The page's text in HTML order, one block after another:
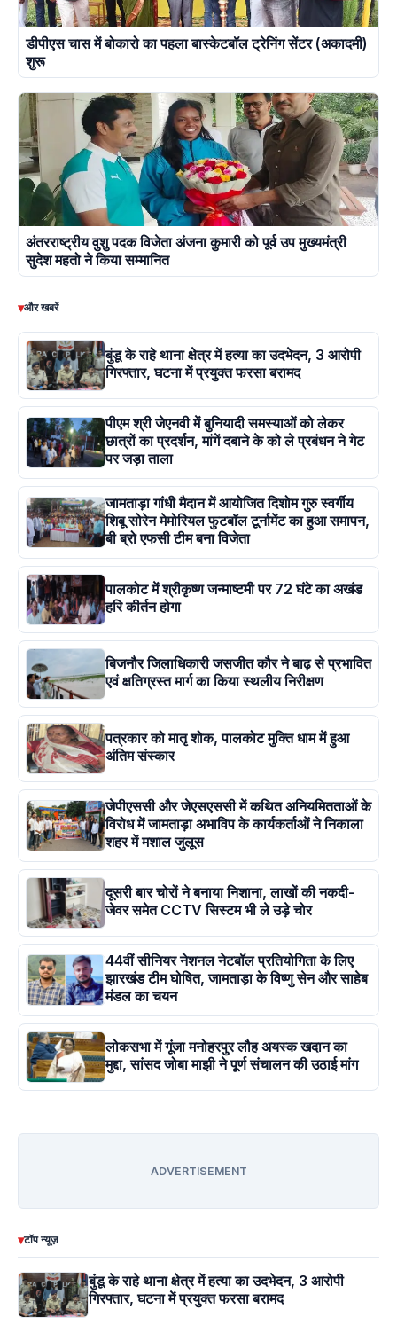
डीपीएस चास में बोकारो का पहला बास्केटबॉल ट्रेनिंग सेंटर (अकादमी)
शुरू
अंतरराष्ट्रीय वुशु पदक विजेता अंजना कुमारी को पूर्व उप मुख्यमंत्री
सुदेश महतो ने किया सम्मानित
▾और खबरें
बुंडू के राहे थाना क्षेत्र में हत्या का उदभेदन, 3 आरोपी
गिरफ्तार, घटना में प्रयुक्त फरसा बरामद
पीएम श्री जेएनवी में बुनियादी समस्याओं को लेकर
छात्रों का प्रदर्शन, मांगें दबाने के को ले प्रबंधन ने गेट
पर जड़ा ताला
जामताड़ा गांधी मैदान में आयोजित दिशोम गुरु स्वर्गीय
शिबू सोरेन मेमोरियल फुटबॉल टूर्नामेंट का हुआ समापन,
बी ब्रो एफसी टीम बना विजेता
पालकोट में श्रीकृष्ण जन्माष्टमी पर 72 घंटे का अखंड
हरि कीर्तन होगा
बिजनौर जिलाधिकारी जसजीत कौर ने बाढ़ से प्रभावित
एवं क्षतिग्रस्त मार्ग का किया स्थलीय निरीक्षण
पत्रकार को मातृ शोक, पालकोट मुक्ति धाम में हुआ
अंतिम संस्कार
जेपीएससी और जेएसएससी में कथित अनियमितताओं के
विरोध में जामताड़ा अभाविप के कार्यकर्ताओं ने निकाला
शहर में मशाल जुलूस
दूसरी बार चोरों ने बनाया निशाना, लाखों की नकदी-
जेवर समेत CCTV सिस्टम भी ले उड़े चोर
44वीं सीनियर नेशनल नेटबॉल प्रतियोगिता के लिए
झारखंड टीम घोषित, जामताड़ा के विष्णु सेन और साहेब
मंडल का चयन
लोकसभा में गूंजा मनोहरपुर लौह अयस्क खदान का
मुद्दा, सांसद जोबा माझी ने पूर्ण संचालन की उठाई मांग
ADVERTISEMENT
▾टॉप न्यूज़
बुंडू के राहे थाना क्षेत्र में हत्या का उदभेदन, 3 आरोपी
गिरफ्तार, घटना में प्रयुक्त फरसा बरामद